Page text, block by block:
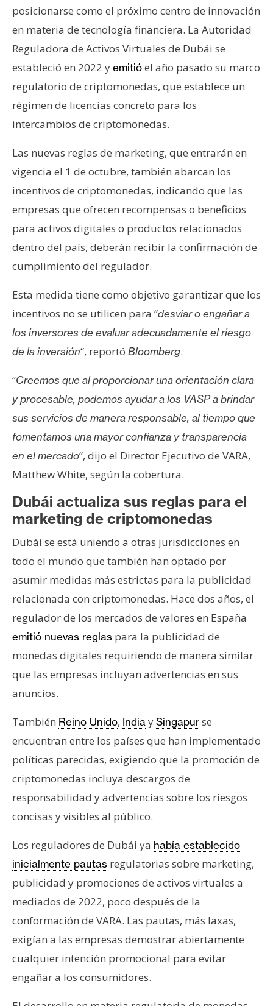
R
e
c
u
s
o
s
C
n
t
a
c
o
u
b
l
c
i
a
d
posicionarse como el próximo centro de innovación
en materia de tecnología financiera. La Autoridad
Reguladora de Activos Virtuales de Dubái se
estableció en 2022 yemitióel año pasado su marco
regulatorio de criptomonedas, que establece un
régimen de licencias concreto para los
intercambios de criptomonedas.
Las nuevas reglas de marketing, que entrarán en
vigencia el 1 de octubre, también abarcan los
incentivos de criptomonedas, indicando que las
empresas que ofrecen recompensas o beneficios
para activos digitales o productos relacionados
dentro del país, deberán recibir la confirmación de
cumplimiento del regulador.
Esta medida tiene como objetivo garantizar que los
incentivos no se utilicen para “desviar o engañar a
los inversores de evaluar adecuadamente el riesgo
de la inversión“, reportó Bloomberg.
“Creemos que al proporcionar una orientación clara
y procesable, podemos ayudar a los VASP a brindar
sus servicios de manera responsable, al tiempo que
fomentamos una mayor confianza y transparencia
en el mercado“, dijo el Director Ejecutivo de VARA,
Matthew White, según la cobertura.
Dubái actualiza sus reglas para el
marketing de criptomonedas
Dubái se está uniendo a otras jurisdicciones en
todo el mundo que también han optado por
asumir medidas más estrictas para la publicidad
relacionada con criptomonedas. Hace dos años, el
regulador de los mercados de valores en España
emitió nuevas reglas para la publicidad de
monedas digitales requiriendo de manera similar
que las empresas incluyan advertencias en sus
anuncios.
También Reino Unido, IndiaySingapurse
encuentran entre los países que han implementado
políticas parecidas, exigiendo que la promoción de
criptomonedas incluya descargos de
responsabilidad y advertencias sobre los riesgos
concisas y visibles al público.
Los reguladores de Dubái ya había establecido
inicialmente pautas regulatorias sobre marketing,
publicidad y promociones de activos virtuales a
mediados de 2022, poco después de la
conformación de VARA. Las pautas, más laxas,
exigían a las empresas demostrar abiertamente
cualquier intención promocional para evitar
engañar a los consumidores.